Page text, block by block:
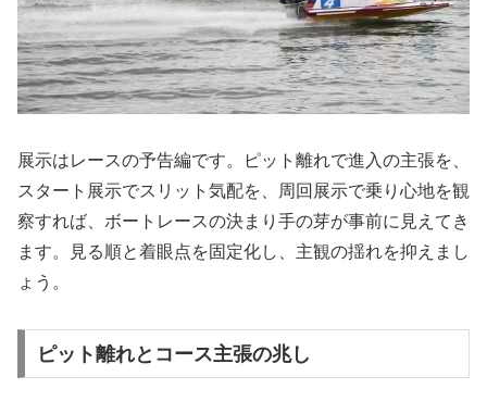
展示はレースの予告編です。ピット離れで進入の主張を、
スタート展示でスリット気配を、周回展示で乗り心地を観
察すれば、ボートレースの決まり手の芽が事前に見えてき
ます。見る順と着眼点を固定化し、主観の揺れを抑えまし
ょう。
ピット離れとコース主張の兆し